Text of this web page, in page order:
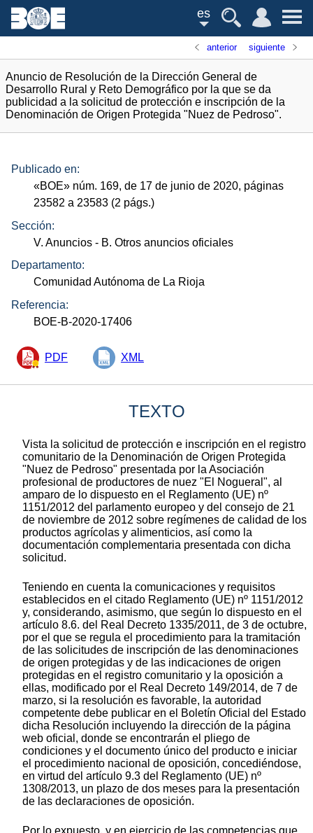
es
anterior siguiente
Anuncio de Resolución de la Dirección General de
Desarrollo Rural y Reto Demográfico por la que se da
publicidad a la solicitud de protección e inscripción de la
Denominación de Origen Protegida "Nuez de Pedroso".
Publicado en:
«BOE» núm. 169, de 17 de junio de 2020, páginas
23582 a 23583 (2 págs.)
Sección:
V. Anuncios - B. Otros anuncios oficiales
Departamento:
Comunidad Autónoma de La Rioja
Referencia:
BOE-B-2020-17406
PDF XML
TEXTO
Vista la solicitud de protección e inscripción en el registro
comunitario de la Denominación de Origen Protegida
"Nuez de Pedroso" presentada por la Asociación
profesional de productores de nuez "El Nogueral", al
amparo de lo dispuesto en el Reglamento (UE) nº
1151/2012 del parlamento europeo y del consejo de 21
de noviembre de 2012 sobre regímenes de calidad de los
productos agrícolas y alimenticios, así como la
documentación complementaria presentada con dicha
solicitud.
Teniendo en cuenta la comunicaciones y requisitos
establecidos en el citado Reglamento (UE) nº 1151/2012
y, considerando, asimismo, que según lo dispuesto en el
artículo 8.6. del Real Decreto 1335/2011, de 3 de octubre,
por el que se regula el procedimiento para la tramitación
de las solicitudes de inscripción de las denominaciones
de origen protegidas y de las indicaciones de origen
protegidas en el registro comunitario y la oposición a
ellas, modificado por el Real Decreto 149/2014, de 7 de
marzo, si la resolución es favorable, la autoridad
competente debe publicar en el Boletín Oficial del Estado
dicha Resolución incluyendo la dirección de la página
web oficial, donde se encontrarán el pliego de
condiciones y el documento único del producto e iniciar
el procedimiento nacional de oposición, concediéndose,
en virtud del artículo 9.3 del Reglamento (UE) nº
1308/2013, un plazo de dos meses para la presentación
de las declaraciones de oposición.
Por lo expuesto, y en ejercicio de las competencias que